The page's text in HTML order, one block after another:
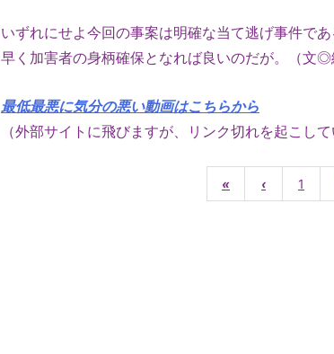
いずれにせよ今回の事案は明確な当て逃げ事件で
早く加害者の身柄確保となれば良いのだが。（文◎
最低最悪に気分の悪い動画はこちらから
（外部サイトに飛びますが、リンク切れを起こし
« ‹ 1